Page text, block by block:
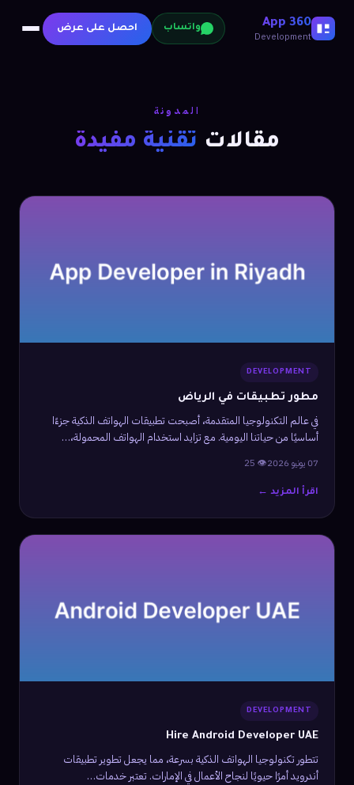
360 App
Development
واتساب احصل على عرض
المدونة
مقالات تقنية مفيدة
DEVELOPMENT
مطور تطبيقات في الرياض
في عالم التكنولوجيا المتقدمة، أصبحت تطبيقات الهواتف الذكية جزءًا
أساسيًا من حياتنا اليومية. مع تزايد استخدام الهواتف المحمولة،…
07 يونيو 2026 👁 25
اقرأ المزيد ←
DEVELOPMENT
Hire Android Developer UAE
تتطور تكنولوجيا الهواتف الذكية بسرعة، مما يجعل تطوير تطبيقات
أندرويد أمرًا حيويًا لنجاح الأعمال في الإمارات. تعتبر خدمات…